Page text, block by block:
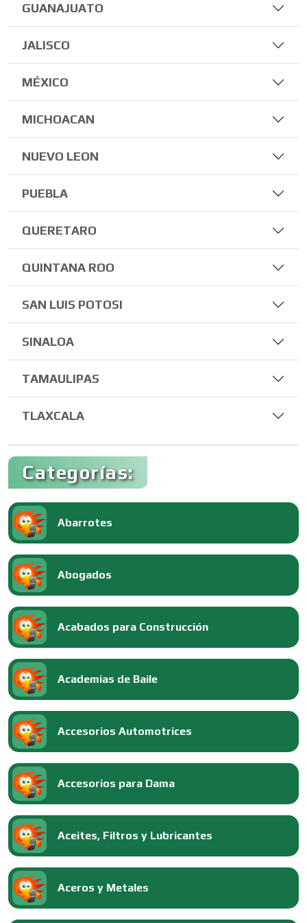
GUANAJUATO
JALISCO
MÉXICO
MICHOACAN
NUEVO LEON
PUEBLA
QUERETARO
QUINTANA ROO
SAN LUIS POTOSI
SINALOA
TAMAULIPAS
TLAXCALA
Categorías:
Abarrotes
Abogados
Acabados para Construcción
Academias de Baile
Accesorios Automotrices
Accesorios para Dama
Aceites, Filtros y Lubricantes
Aceros y Metales